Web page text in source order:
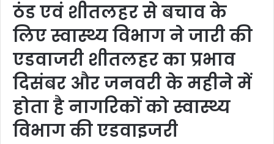
ठंड एवं शीतलहर से बचाव के
लिए स्वास्थ्य विभाग ने जारी की
एडवाजरी शीतलहर का प्रभाव
दिसंबर और जनवरी के महीने में
होता है नागरिकों को स्वास्थ्य
विभाग की एडवाइजरी